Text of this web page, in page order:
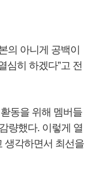
의 아니게 공백이
심히 하겠다”고 전
동을 위해 멤버들
량했다. 이렇게 열
생각하면서 최선을